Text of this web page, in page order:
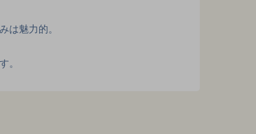
魅力的。
。